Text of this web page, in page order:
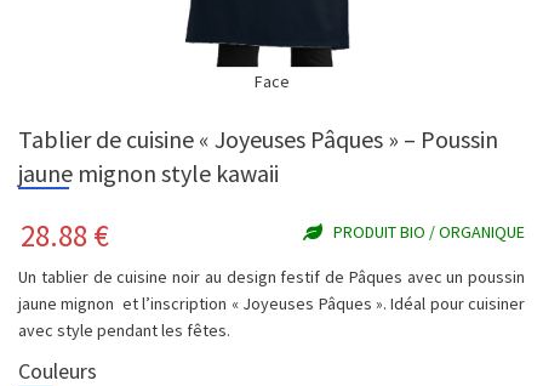
Face
Tablier de cuisine « Joyeuses Pâques » – Poussin
jaune mignon style kawaii
28.88 € PRODUIT BIO / ORGANIQUE
Un tablier de cuisine noir au design festif de Pâques avec un poussin
jaune mignon et l’inscription « Joyeuses Pâques ». Idéal pour cuisiner
avec style pendant les fêtes.
Couleurs